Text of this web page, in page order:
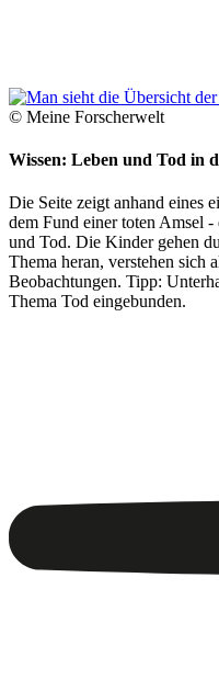
© Meine Forscherwelt
Wissen: Leben und Tod in
Die Seite zeigt anhand eines
dem Fund einer toten Amsel
und Tod. Die Kinder gehen
Thema heran, verstehen sich
Beobachtungen. Tipp:
Thema Tod eingebunden.